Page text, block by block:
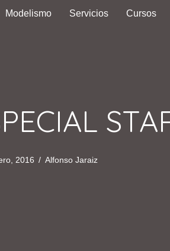
Modelismo Servicios Cursos
2016 / Alfonso Jaraiz